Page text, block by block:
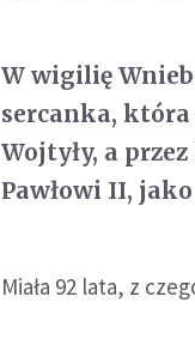
W wigilię
sercanka, która
Wojtyły, a
Pawłowi II,
Miała 92 lata, z